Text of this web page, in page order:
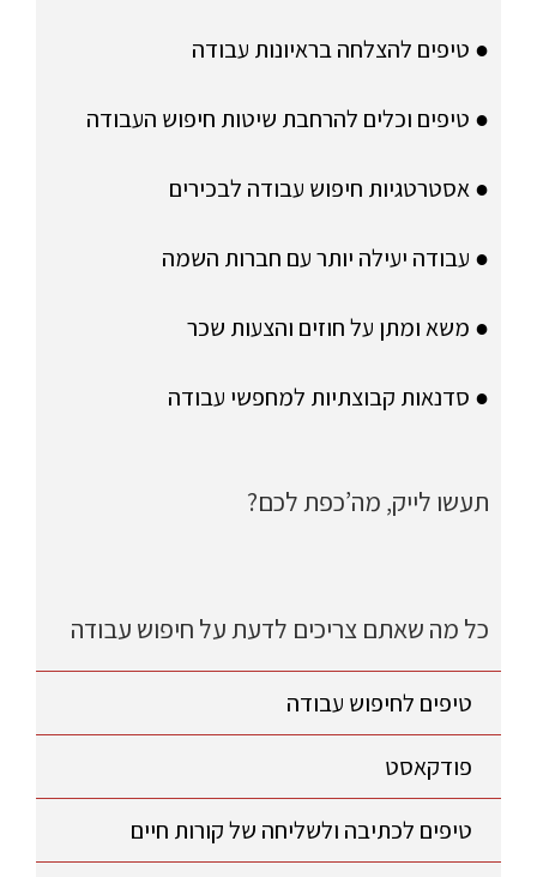
● טיפים להצלחה בראיונות עבודה
● טיפים וכלים להרחבת שיטות חיפוש העבודה
● אסטרטגיות חיפוש עבודה לבכירים
● עבודה יעילה יותר עם חברות השמה
● משא ומתן על חוזים והצעות שכר
● סדנאות קבוצתיות למחפשי עבודה
תעשו לייק, מה’כפת לכם?
כל מה שאתם צריכים לדעת על חיפוש עבודה
טיפים לחיפוש עבודה
פודקאסט
טיפים לכתיבה ולשליחה של קורות חיים